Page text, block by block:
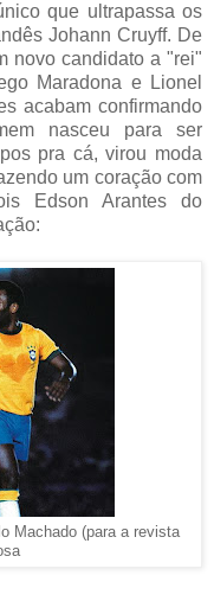
que ultrapassa os
Johann Cruyff. De
novo candidato a "rei"
Maradona e Lionel
acabam confirmando
nasceu para ser
pra cá, virou moda
um coração com
Edson Arantes do
Machado (para a revista